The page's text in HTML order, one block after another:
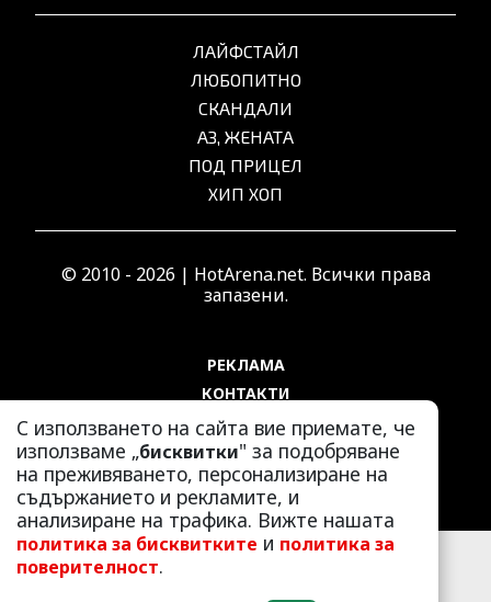
С използването на сайта вие приемате, че
използваме „бисквитки" за подобряване
на преживяването, персонализиране на
съдържанието и рекламите, и
анализиране на трафика. Вижте нашата
политика за бисквитките и политика за
поверителност.
ЛАЙФСТАЙЛ
ЛЮБОПИТНО
СКАНДАЛИ
АЗ, ЖЕНАТА
ПОД ПРИЦЕЛ
ХИП ХОП
© 2010 - 2026 | HotArena.net. Всички права
запазени.
РЕКЛАМА
КОНТАКТИ
ОБЩИ УСЛОВИЯ
ПОЛИТИКА ЗА ПОВЕРИТЕЛНОСТ
ПОЛИТИКА ЗА БИСКВИТКИТЕ